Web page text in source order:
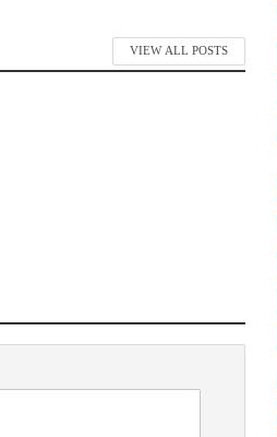
VIEW ALL POSTS